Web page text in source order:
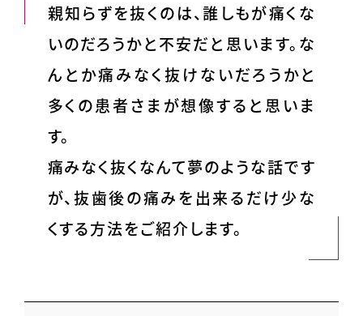
親知らずを抜くのは、誰しもが痛くな
いのだろうかと不安だと思います。な
んとか痛みなく抜けないだろうかと
多くの患者さまが想像すると思いま
す。
痛みなく抜くなんて夢のような話です
が、抜歯後の痛みを出来るだけ少な
くする方法をご紹介します。